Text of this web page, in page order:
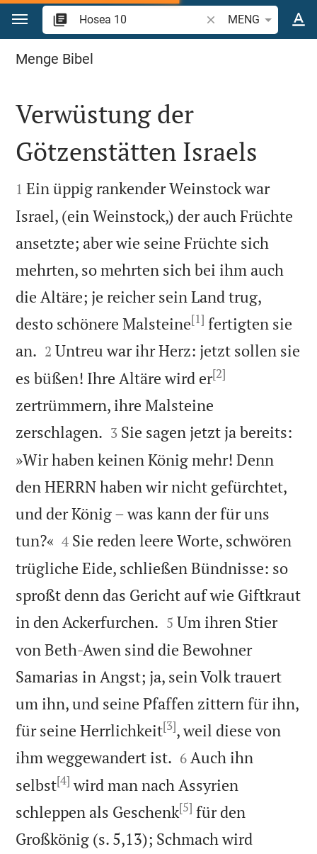
Zum Inhalt springen
Bibelstelle oder
MENG
Hosea 10
Menge Bibel

Verwüstung der
Götzenstätten Israels

1 Ein üppig rankender Weinstock war
Israel, (ein Weinstock,) der auch Früchte
ansetzte; aber wie seine Früchte sich
mehrten, so mehrten sich bei ihm auch
die Altäre; je reicher sein Land trug,
desto schönere Malsteine[1] fertigten sie
an. 

2 Untreu war ihr Herz: jetzt sollen sie
es büßen! Ihre Altäre wird er[2]
zertrümmern, ihre Malsteine
zerschlagen. 

3 Sie sagen jetzt ja bereits:
»Wir haben keinen König mehr! Denn
den HERRN haben wir nicht gefürchtet,
und der König – was kann der für uns
tun?« 

4 Sie reden leere Worte, schwören
trügliche Eide, schließen Bündnisse: so
sproßt denn das Gericht auf wie Giftkraut
in den Ackerfurchen. 

5 Um ihren Stier
von Beth-Awen sind die Bewohner
Samarias in Angst; ja, sein Volk trauert
um ihn, und seine Pfaffen zittern für ihn,
für seine Herrlichkeit[3], weil diese von
ihm weggewandert ist. 

6 Auch ihn
selbst[4] wird man nach Assyrien
schleppen als Geschenk[5] für den
Großkönig (s. 5,13); Schmach wird